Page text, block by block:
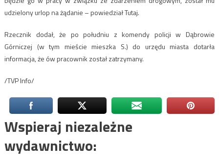
udzielony urlop na żądanie – powiedział Tutaj.
Rzecznik dodał, że po południu z komendy policji w Dąbrowie
Górniczej (w tym mieście mieszka S.) do urzędu miasta dotarła
informacja, że ów pracownik został zatrzymany.
/TVP Info/
Wspieraj niezależne
wydawnictwo: